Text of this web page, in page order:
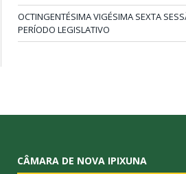
OCTINGENTÉSIMA VIGÉSIMA SEXTA
PERÍODO LEGISLATIVO
CÂMARA DE NOVA IPIXUNA